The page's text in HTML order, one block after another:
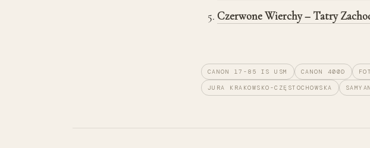
Czerwone Wierchy – Tatry
CANON 17-85 IS USM CANON 400D
JURA KRAKOWSKO-CZĘSTOCHOWSKA